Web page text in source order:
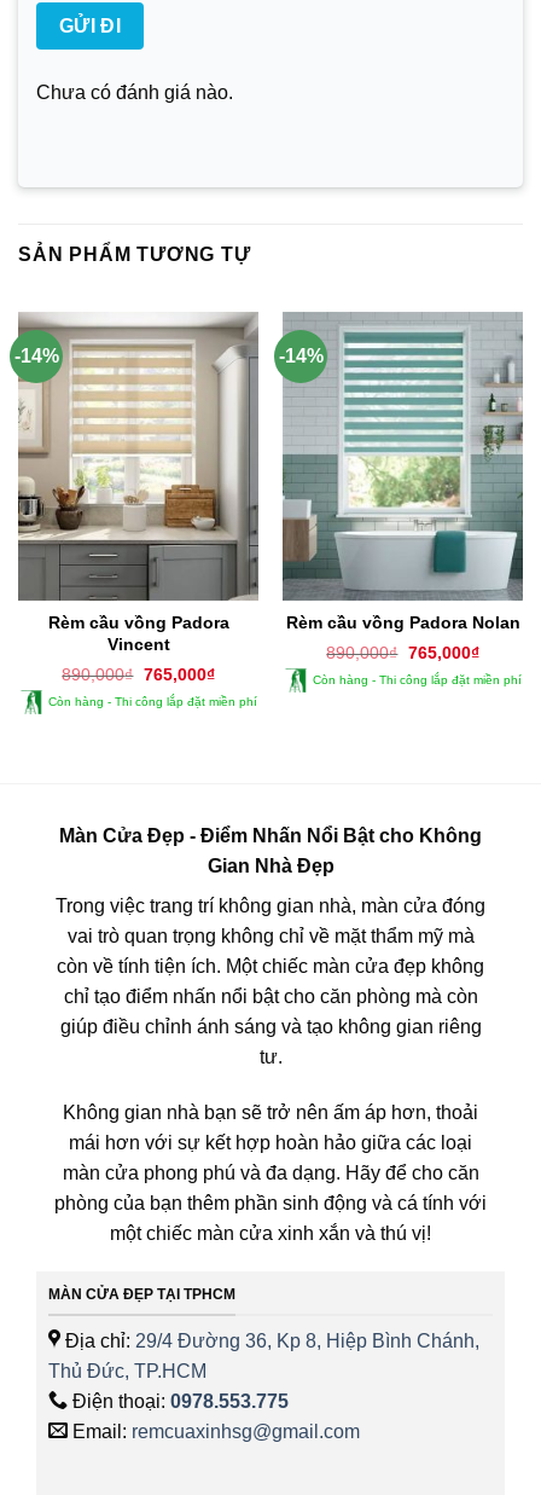
Chưa có đánh giá nào.
SẢN PHẨM TƯƠNG TỰ
-14%
Rèm cầu vồng Padora
Vincent
890,000₫ Giá
là:
765,000₫Giá
tại
Còn hàng - Thi công lắp đặt miền phí
-14%
Rèm cầu vồng Padora Nolan
890,000₫ Giá
là:
765,000₫Giá
tại
Còn hàng - Thi công lắp đặt miền phí
Màn Cửa Đẹp - Điểm Nhấn Nổi Bật cho Không
Gian Nhà Đẹp
Trong việc trang trí không gian nhà, màn cửa đóng
vai trò quan trọng không chỉ về mặt thẩm mỹ mà
còn về tính tiện ích. Một chiếc màn cửa đẹp không
chỉ tạo điểm nhấn nổi bật cho căn phòng mà còn
giúp điều chỉnh ánh sáng và tạo không gian riêng
tư.
Không gian nhà bạn sẽ trở nên ấm áp hơn, thoải
mái hơn với sự kết hợp hoàn hảo giữa các loại
màn cửa phong phú và đa dạng. Hãy để cho căn
phòng của bạn thêm phần sinh động và cá tính với
một chiếc màn cửa xinh xắn và thú vị!
MÀN CỬA ĐẸP TẠI TPHCM
Địa chỉ: 29/4 Đường 36, Kp 8, Hiệp Bình Chánh,
Thủ Đức, TP.HCM
Điện thoại: 0978.553.775
Email: remcuaxinhsg@gmail.com